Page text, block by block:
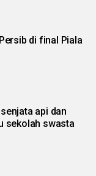
di final Piala
api dan
sekolah swasta